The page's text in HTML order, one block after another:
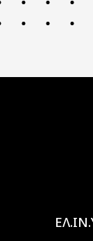
Main